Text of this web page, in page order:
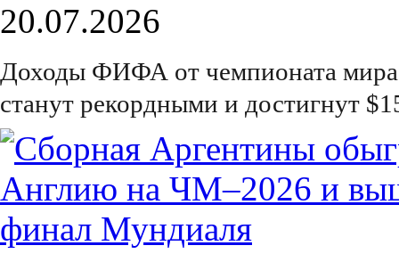
20.07.2026
Доходы ФИФА от чемпионата
станут рекордными и достигнут